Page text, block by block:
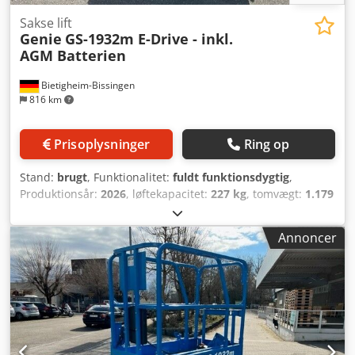
Bietigheim-Bissingen
816 km
Sakse lift
Genie GS-1932m E-Drive - inkl.
AGM Batterien
Prisoplysninger Ring op
Stand: brugt, Funktionalitet: fuldt funktionsdygtig,
Produktionsår: 2026, løftekapacitet: 227 kg, tomvægt: 1.179
1.970 mm, brændstoftype:
samlet længde:1.400 mm, drivtype:Elektro,
konstruktionsbredde:810 mm, arbejdshøjde:7.550 mm,
Saksearbejdsplatform Codpfx Asyr T Nheb Rsrf Teknisk
stand: Ny
Annoncer